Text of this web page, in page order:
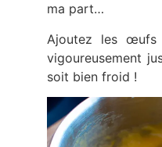
ma part…
Ajoutez les
vigoureusement
soit bien froid !